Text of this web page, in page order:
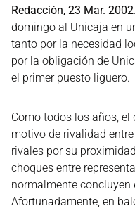
Redacción, 23 Mar.
domingo al Unicaja en
tanto por la necesidad
por la obligación de
el primer puesto liguero.
Como todos los años,
motivo de rivalidad
rivales por su
choques entre
normalmente concluyen
Afortunadamente, en